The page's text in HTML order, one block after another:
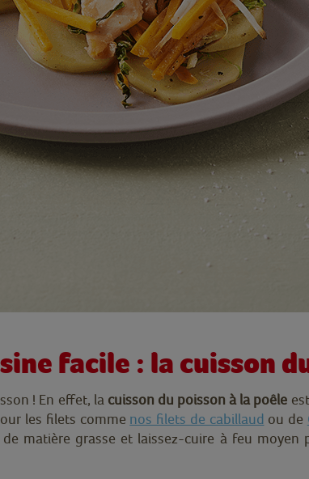
facile : la cuisson
! En effet, la cuisson du poisson à la poêle
les filets comme nos filets de cabillaud ou de
matière grasse et laissez-cuire à feu